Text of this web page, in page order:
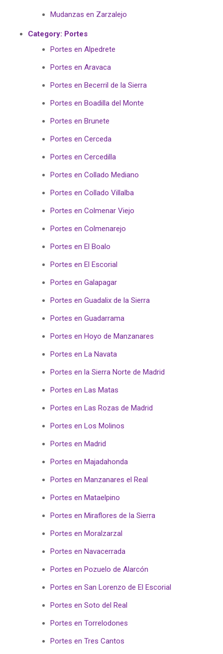
Mudanzas en Zarzalejo
Category: Portes
Portes en Alpedrete
Portes en Aravaca
Portes en Becerril de la Sierra
Portes en Boadilla del Monte
Portes en Brunete
Portes en Cerceda
Portes en Cercedilla
Portes en Collado Mediano
Portes en Collado Villalba
Portes en Colmenar Viejo
Portes en Colmenarejo
Portes en El Boalo
Portes en El Escorial
Portes en Galapagar
Portes en Guadalix de la Sierra
Portes en Guadarrama
Portes en Hoyo de Manzanares
Portes en La Navata
Portes en la Sierra Norte de Madrid
Portes en Las Matas
Portes en Las Rozas de Madrid
Portes en Los Molinos
Portes en Madrid
Portes en Majadahonda
Portes en Manzanares el Real
Portes en Mataelpino
Portes en Miraflores de la Sierra
Portes en Moralzarzal
Portes en Navacerrada
Portes en Pozuelo de Alarcón
Portes en San Lorenzo de El Escorial
Portes en Soto del Real
Portes en Torrelodones
Portes en Tres Cantos